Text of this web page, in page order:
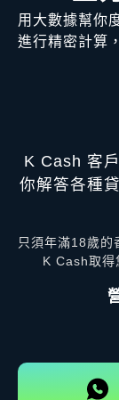
用大數據幫你
進行精密計算
K Cash 客
你解答各種
只須年滿18歲的
K Cash取得